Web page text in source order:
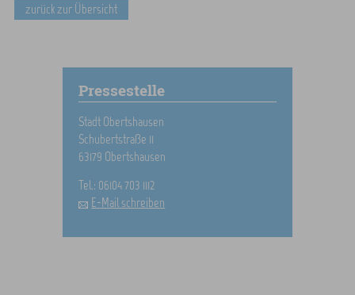
zurück zur Übersicht
Pressestelle
Stadt Obertshausen
Schubertstraße 11
63179 Obertshausen
Tel.: 06104 703 1112
E-Mail schreiben